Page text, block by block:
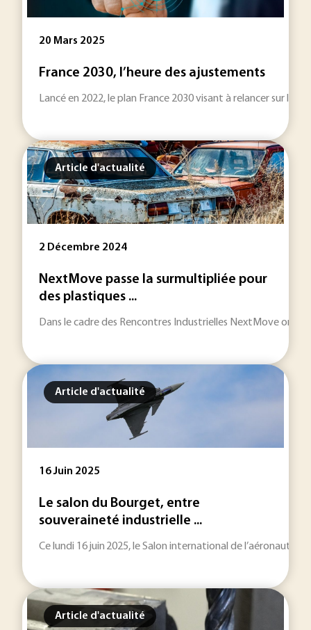
20 Mars 2025
France 2030, l’heure des ajustements
Lancé en 2022, le plan France 2030 visant à relancer sur le
Article d'actualité
2 Décembre 2024
NextMove passe la surmultipliée pour
des plastiques ...
Dans le cadre des Rencontres Industrielles NextMove
Article d'actualité
16 Juin 2025
Le salon du Bourget, entre
souveraineté industrielle ...
Ce lundi 16 juin 2025, le Salon international de
Article d'actualité